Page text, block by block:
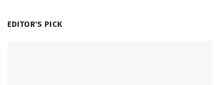
EDITOR'S PICK